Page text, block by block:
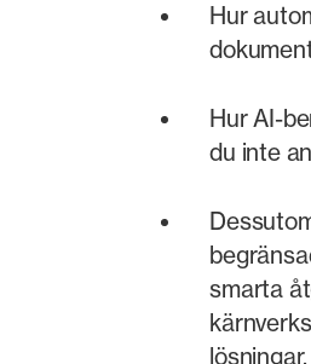
Hur
Hur AI-
du inte
smarta
lösningar.